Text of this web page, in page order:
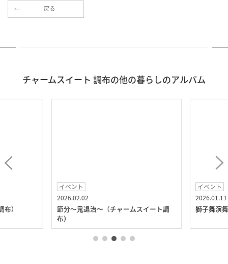
戻る
チャームスイート 調布の他の暮らしのアルバム
）
イベント
2026.02.02
節分～鬼退治～（チャームスイート調
布）
イベント
2026.01.11
獅子舞演